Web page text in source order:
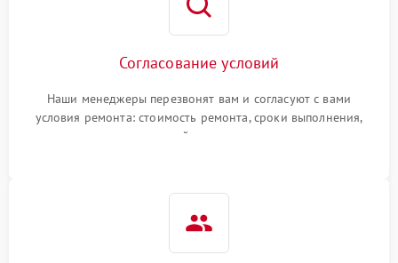
Согласование условий
Наши менеджеры перезвонят вам и согласуют с вами
условия ремонта: стоимость ремонта, сроки выполнения,
гарантийные условия